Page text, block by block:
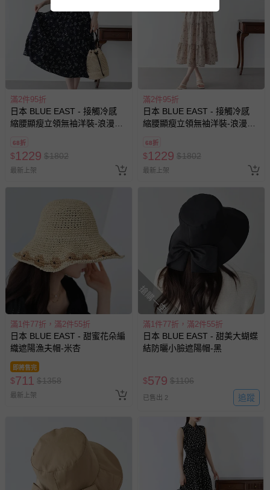
滿2件95折
日本 BLUE EAST - 接觸冷感
縮腰顯瘦立領無袖洋裝-浪漫小
68折
$1229 $1802
最新上架
滿2件95折
日本 BLUE EAST - 接觸冷感
縮腰顯瘦立領無袖洋裝-浪漫小
68折
$1229 $1802
最新上架
滿1件77折，滿2件55折
日本 BLUE EAST - 甜蜜花朵編
織遮陽漁夫帽-米杏
即將售完
$711 $1358
最新上架
搶購一空
滿1件77折，滿2件55折
日本 BLUE EAST - 甜美大蝴蝶
結防曬小臉遮陽帽-黑
$579 $1106
已售出 2 追蹤